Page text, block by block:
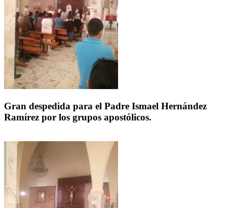
Gran despedida para el Padre Ismael Hernández
Ramírez por los grupos apostólicos.